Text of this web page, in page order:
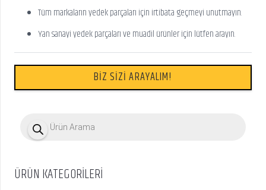
Tüm markaların yedek parçaları için irtibata geçmeyi unutmayın.
Yan sanayi yedek parçaları ve muadil ürünler için lütfen arayın.
BİZ SİZİ ARAYALIM!
t
ÜRÜN KATEGORİLERİ